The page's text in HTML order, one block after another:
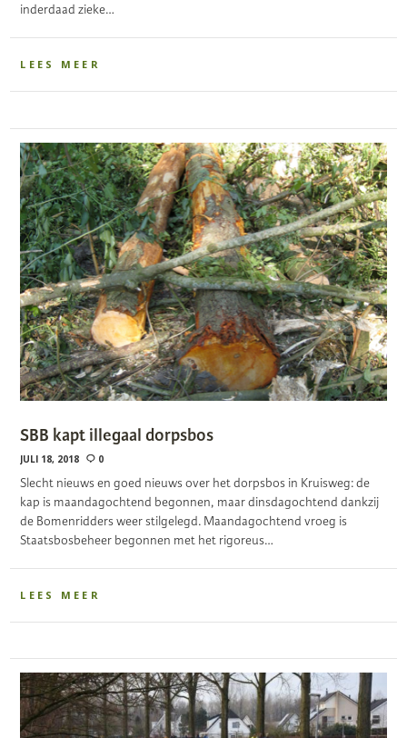
inderdaad zieke…
LEES MEER
SBB kapt illegaal dorpsbos
JULI 18, 2018 0
Slecht nieuws en goed nieuws over het dorpsbos in Kruisweg: de
kap is maandagochtend begonnen, maar dinsdagochtend dankzij
de Bomenridders weer stilgelegd. Maandagochtend vroeg is
Staatsbosbeheer begonnen met het rigoreus…
LEES MEER